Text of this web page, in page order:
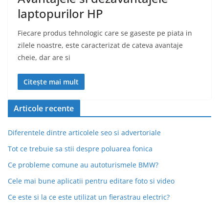
laptopurilor HP
Fiecare produs tehnologic care se gaseste pe piata in
zilele noastre, este caracterizat de cateva avantaje
cheie, dar are si
Citește mai mult
Articole recente
Diferentele dintre articolele seo si advertoriale
Tot ce trebuie sa stii despre poluarea fonica
Ce probleme comune au autoturismele BMW?
Cele mai bune aplicatii pentru editare foto si video
Ce este si la ce este utilizat un fierastrau electric?